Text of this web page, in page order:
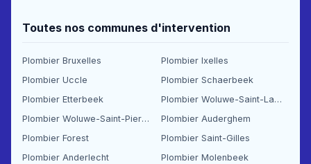
Toutes nos communes d'intervention
Plombier Bruxelles
Plombier Ixelles
Plombier Uccle
Plombier Schaerbeek
Plombier Etterbeek
Plombier Woluwe-Saint-Lambert
Plombier Woluwe-Saint-Pierre
Plombier Auderghem
Plombier Forest
Plombier Saint-Gilles
Plombier Anderlecht
Plombier Molenbeek